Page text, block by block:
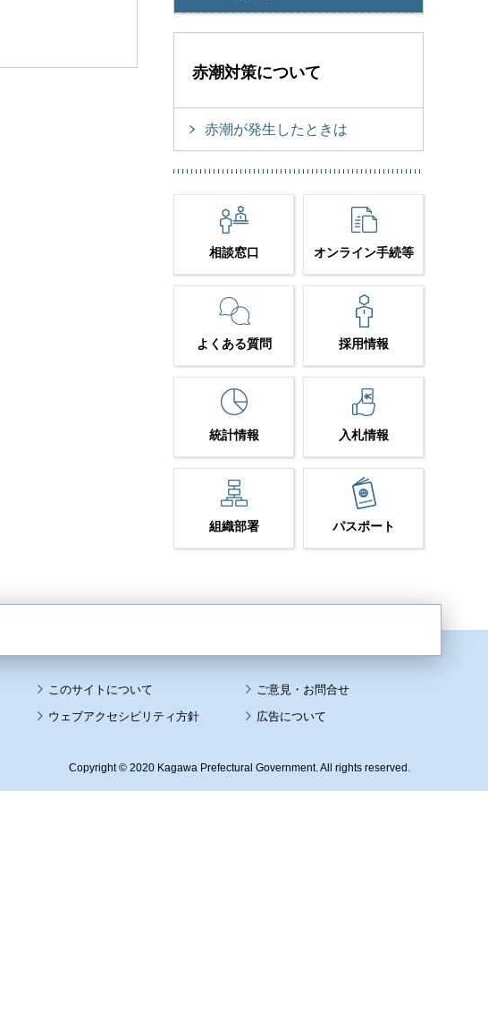
赤潮対策について
赤潮が発生したときは
相談窓口 オンライン手続等
よくある質問 採用情報
統計情報 入札情報
組織部署 パスポート
このサイトについて
ウェブアクセシビリティ方針 広告について
Copyright © 2020 Kagawa Prefectural Government. All rights reserved.